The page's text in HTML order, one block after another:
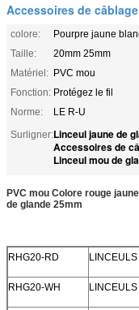
Accessoires de
colore:
Pourpre jaune
Taille:
20mm 25mm
Matériel: PVC mou
Fonction: Protégez le fil
Norme:
LE R-U
Surligner:Linceul jaune de
Accessoires de
Linceul mou de
PVC mou Colore rouge
de glande 25mm
RHG20-RD LINCEULS
RHG20-WH LINCEULS